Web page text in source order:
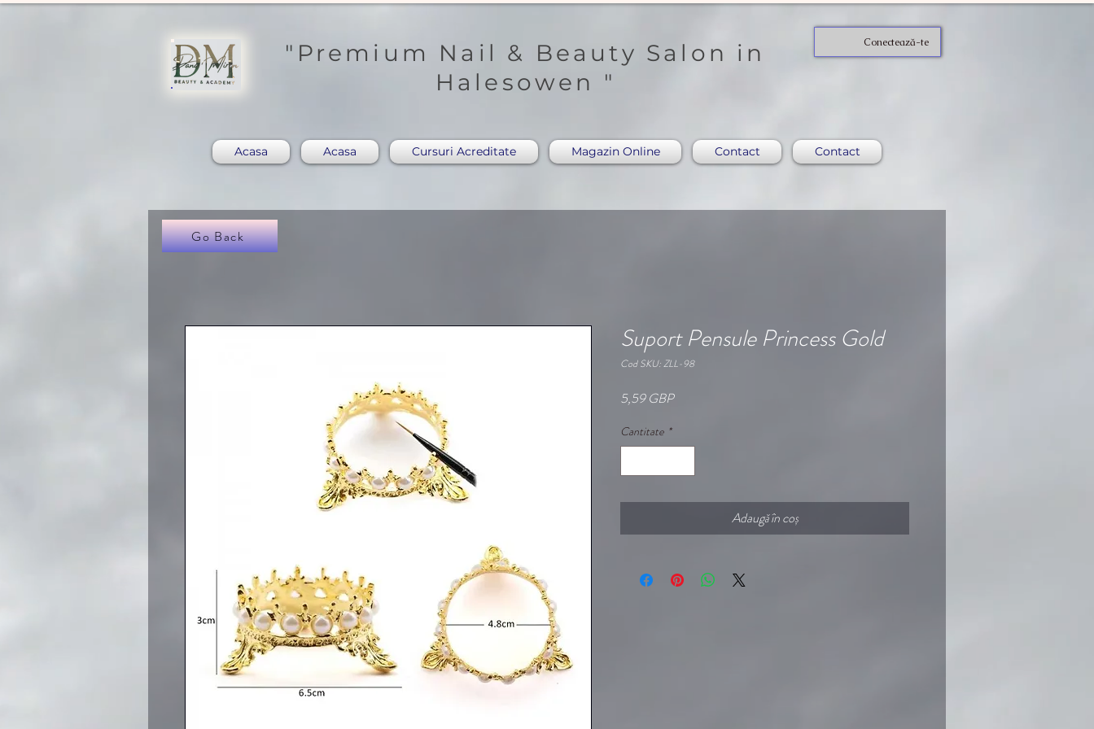
"Premium Nail & Beauty Salon in
Halesowen "
Conectează-te
Acasa Acasa Cursuri Acreditate Magazin Online Contact Contact
Suport Pensule Princess Gold
Cod SKU: ZLL-98
5,59 GBPPreț
Cantitate *
Adaugă în coș
Go Back